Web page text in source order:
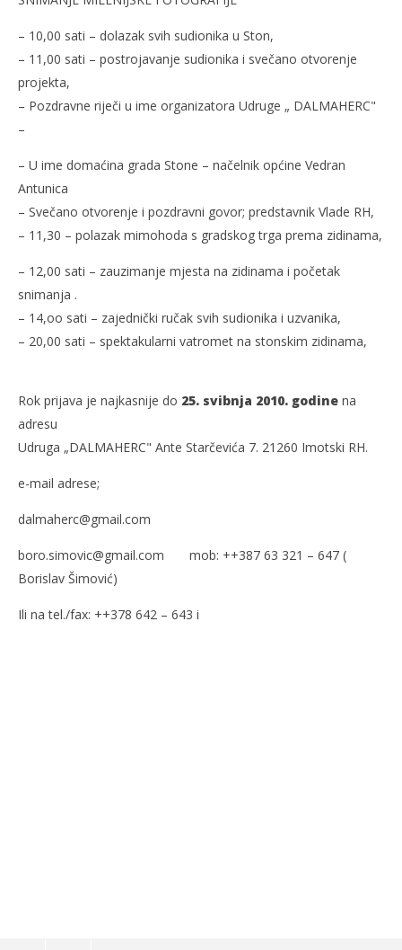
– 10,00 sati – dolazak svih sudionika u Ston,
– 11,00 sati – postrojavanje sudionika i svečano otvorenje
projekta,
– Pozdravne riječi u ime organizatora Udruge „ DALMAHERC"
–
– U ime domaćina grada Stone – načelnik općine Vedran
Antunica
– Svečano otvorenje i pozdravni govor; predstavnik Vlade RH,
– 11,30 – polazak mimohoda s gradskog trga prema zidinama,
– 12,00 sati – zauzimanje mjesta na zidinama i početak
snimanja .
– 14,oo sati – zajednički ručak svih sudionika i uzvanika,
– 20,00 sati – spektakularni vatromet na stonskim zidinama,
Rok prijava je najkasnije do 25. svibnja 2010. godine na
adresu
Udruga „DALMAHERC" Ante Starčevića 7. 21260 Imotski RH.
e-mail adrese;
dalmaherc@gmail.com
boro.simovic@gmail.com mob: ++387 63 321 – 647 (
Borislav Šimović)
Ili na tel./fax: ++378 642 – 643 i